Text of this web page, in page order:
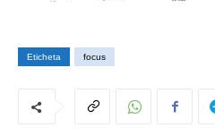
Eticheta focus